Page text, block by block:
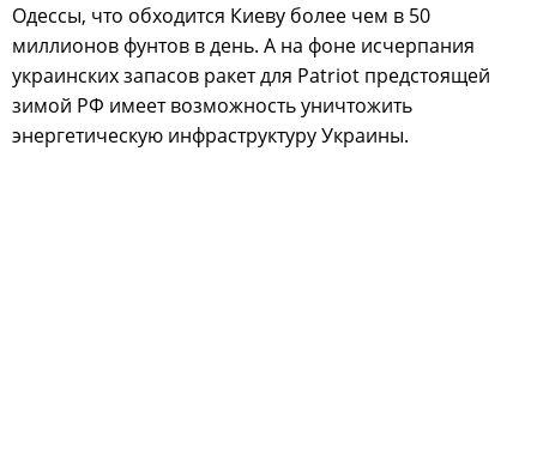
Одессы, что обходится Киеву более чем в 50
миллионов фунтов в день. А на фоне исчерпания
украинских запасов ракет для Patriot предстоящей
зимой РФ имеет возможность уничтожить
энергетическую инфраструктуру Украины.